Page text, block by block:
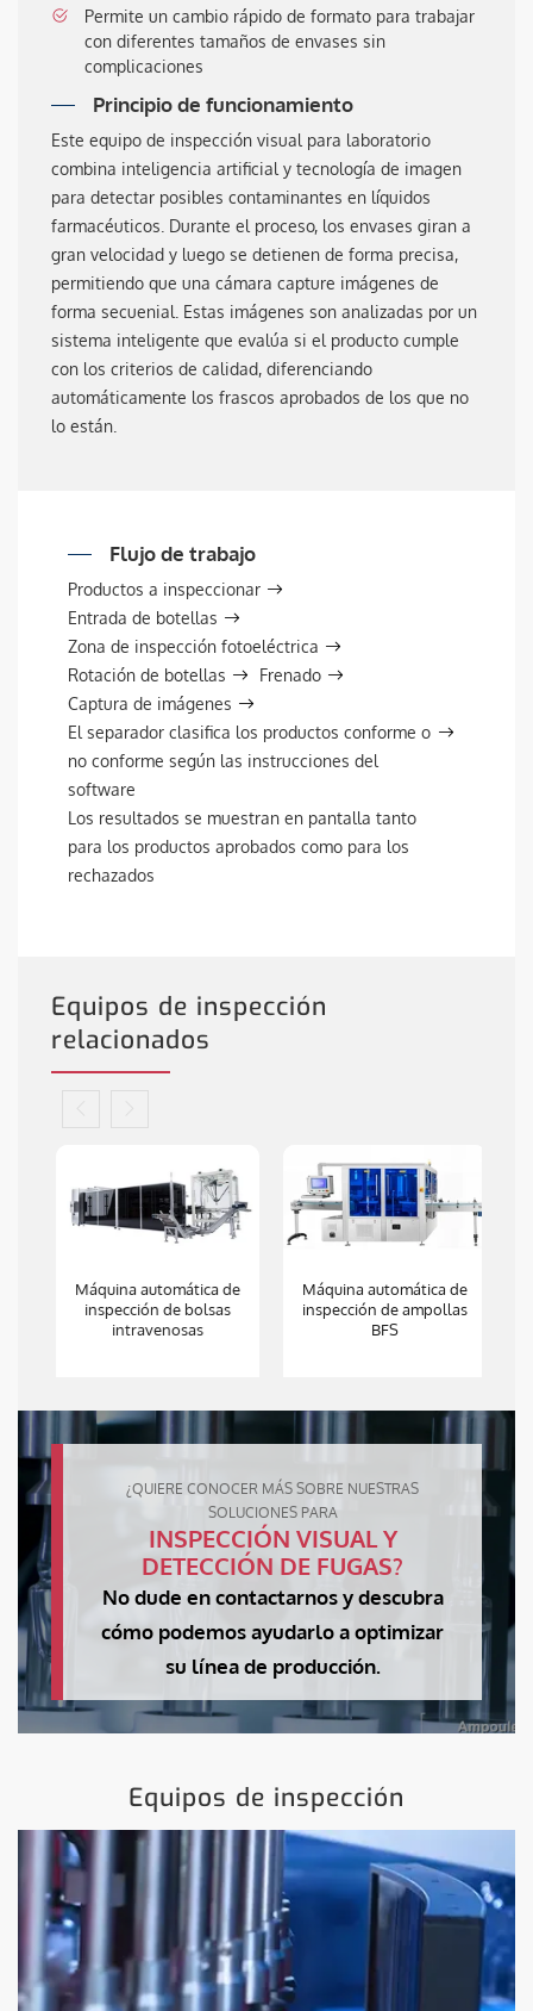
Permite un cambio rápido de formato para trabajar
con diferentes tamaños de envases sin
complicaciones
Principio de funcionamiento
Este equipo de inspección visual para laboratorio
combina inteligencia artificial y tecnología de imagen
para detectar posibles contaminantes en líquidos
farmacéuticos. Durante el proceso, los envases giran a
gran velocidad y luego se detienen de forma precisa,
permitiendo que una cámara capture imágenes de
forma secuenial. Estas imágenes son analizadas por un
sistema inteligente que evalúa si el producto cumple
con los criterios de calidad, diferenciando
automáticamente los frascos aprobados de los que no
lo están.
Flujo de trabajo
Productos a inspeccionar
Entrada de botellas
Zona de inspección fotoeléctrica
Rotación de botellas
Frenado
Captura de imágenes
El separador clasifica los productos conforme o
no conforme según las instrucciones del
software
Los resultados se muestran en pantalla tanto
para los productos aprobados como para los
rechazados
Equipos de inspección
relacionados
Máquina automática de
inspección de bolsas
intravenosas
Máquina automática de
inspección de ampollas
BFS
¿QUIERE CONOCER MÁS SOBRE NUESTRAS
SOLUCIONES PARA
INSPECCIÓN VISUAL Y
DETECCIÓN DE FUGAS?
No dude en contactarnos y descubra
cómo podemos ayudarlo a optimizar
su línea de producción.
Equipos de inspección